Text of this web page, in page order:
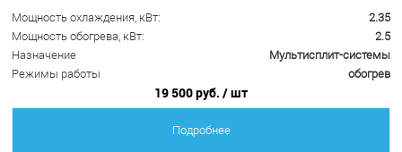
Мощность охлаждения, кВт:
2.35
Мощность обогрева, кВт:
2.5
Назначение
Мультисплит-системы
Режимы работы
обогрев
19 500 руб. / шт
Подробнее